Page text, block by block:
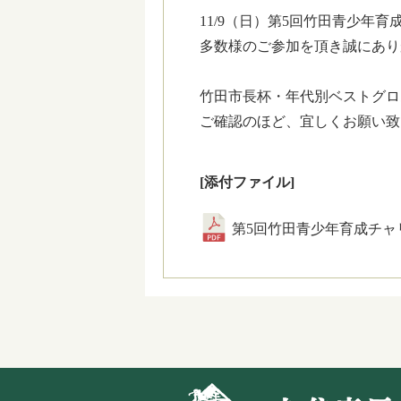
11/9（日）第5回竹田青少年育
多数様のご参加を頂き誠にあ
竹田市長杯・年代別ベストグロ
ご確認のほど、宜しくお願い致
[添付ファイル]
第5回竹田青少年育成チ